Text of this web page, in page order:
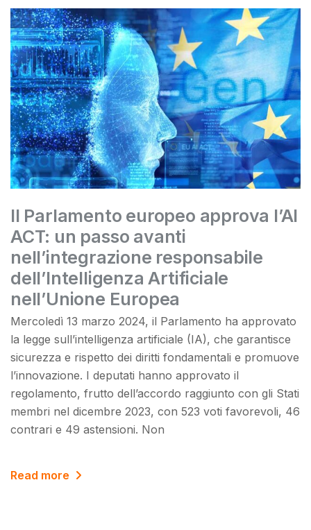
Il Parlamento europeo approva l’AI
ACT: un passo avanti
nell’integrazione responsabile
dell’Intelligenza Artificiale
nell’Unione Europea
Mercoledì 13 marzo 2024, il Parlamento ha approvato
la legge sull’intelligenza artificiale (IA), che garantisce
sicurezza e rispetto dei diritti fondamentali e promuove
l’innovazione. I deputati hanno approvato il
regolamento, frutto dell’accordo raggiunto con gli Stati
membri nel dicembre 2023, con 523 voti favorevoli, 46
contrari e 49 astensioni. Non
Read more